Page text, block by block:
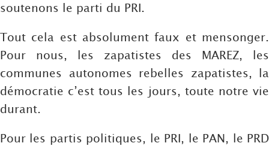
soutenons le parti du PRI.
Tout cela est absolument faux et mensonger.
Pour nous, les zapatistes des MAREZ, les
communes autonomes rebelles zapatistes, la
démocratie c’est tous les jours, toute notre vie
durant.
Pour les partis politiques, le PRI, le PAN, le PRD